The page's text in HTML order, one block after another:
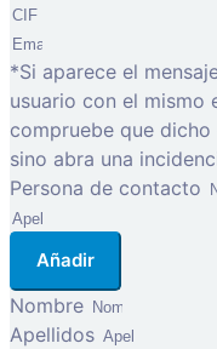
*Si aparece el
usuario con el mismo
compruebe que
sino abra una
Persona de contacto
Añadir
Nombre
Apellidos